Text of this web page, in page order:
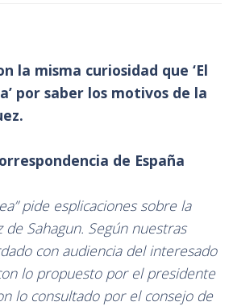
la misma curiosidad que ‘El
por saber los motivos de la
de España
pide esplicaciones sobre la
Sahagun. Según nuestras
con audiencia del interesado
lo propuesto por el presidente
lo consultado por el consejo de